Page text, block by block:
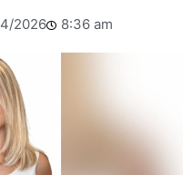
2026 8:36 am